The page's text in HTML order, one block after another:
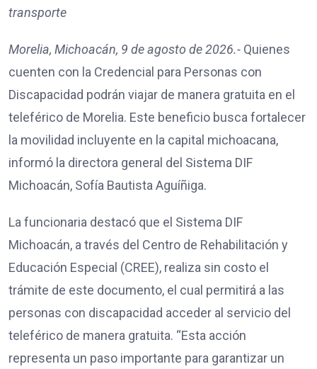
transporte
Morelia, Michoacán, 9 de agosto de 2026.- Quienes
cuenten con la Credencial para Personas con
Discapacidad podrán viajar de manera gratuita en el
teleférico de Morelia. Este beneficio busca fortalecer
la movilidad incluyente en la capital michoacana,
informó la directora general del Sistema DIF
Michoacán, Sofía Bautista Aguíñiga.
La funcionaria destacó que el Sistema DIF
Michoacán, a través del Centro de Rehabilitación y
Educación Especial (CREE), realiza sin costo el
trámite de este documento, el cual permitirá a las
personas con discapacidad acceder al servicio del
teleférico de manera gratuita. “Esta acción
representa un paso importante para garantizar un